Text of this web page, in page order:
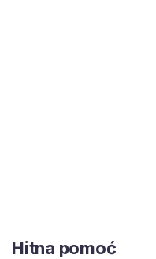
Hitna pomoć